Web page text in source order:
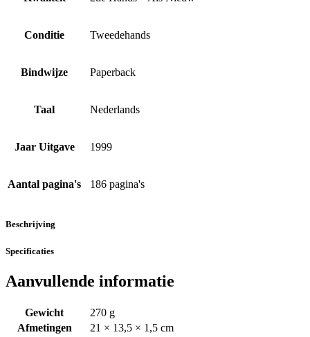
Conditie Tweedehands
Bindwijze Paperback
Taal Nederlands
Jaar Uitgave 1999
Aantal pagina's 186 pagina's
Beschrijving
Specificaties
Aanvullende informatie
Gewicht
270 g
Afmetingen
21 × 13,5 × 1,5 cm